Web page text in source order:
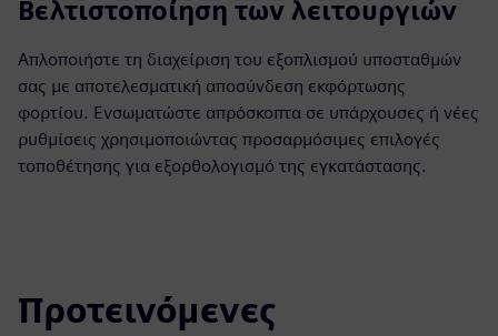
Βελτιστοποίηση των λειτουργιών
Απλοποιήστε τη διαχείριση του εξοπλισμού υποσταθμών
σας με αποτελεσματική αποσύνδεση εκφόρτωσης
φορτίου. Ενσωματώστε απρόσκοπτα σε υπάρχουσες ή νέες
ρυθμίσεις χρησιμοποιώντας προσαρμόσιμες επιλογές
τοποθέτησης για εξορθολογισμό της εγκατάστασης.
Προτεινόμενες